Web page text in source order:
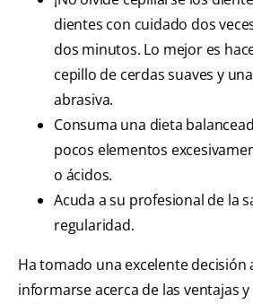
dientes con cuidado dos
dos minutos. Lo mejor es
cepillo de cerdas suaves y
abrasiva.
Consuma una dieta
pocos elementos
o ácidos.
Acuda a su profesional de la
regularidad.
Ha tomado una excelente decisión
informarse acerca de las ventajas